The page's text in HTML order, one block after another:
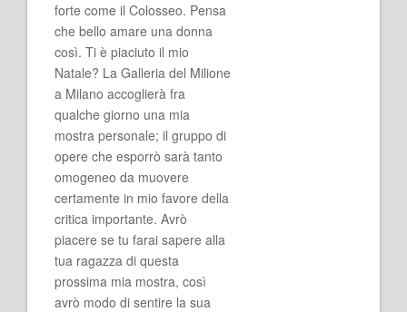
forte come il Colosseo. Pensa
che bello amare una donna
così. Ti è piaciuto il mio
Natale? La Galleria del Milione
a Milano accoglierà fra
qualche giorno una mia
mostra personale; il gruppo di
opere che esporrò sarà tanto
omogeneo da muovere
certamente in mio favore della
critica importante. Avrò
piacere se tu farai sapere alla
tua ragazza di questa
prossima mia mostra, così
avrò modo di sentire la sua